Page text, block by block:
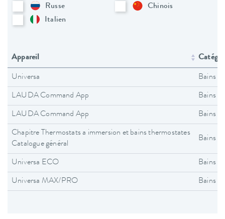
Russe
Chinois
Italien
Appareil
Universa Bains
LAUDA Command App Bains
LAUDA Command App Bains
Chapitre Thermostats a immersion et bains thermostates
Catalogue général
Bains
Universa ECO Bains
Universa MAX/PRO Bains